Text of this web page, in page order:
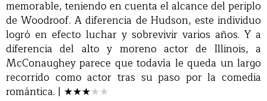
memorable, teniendo en cuenta el alcance del periplo
de Woodroof. A diferencia de Hudson, este individuo
logró en efecto luchar y sobrevivir varios años. Y a
diferencia del alto y moreno actor de Illinois, a
McConaughey parece que todavía le queda un largo
recorrido como actor tras su paso por la comedia
romántica. | ★★★★★